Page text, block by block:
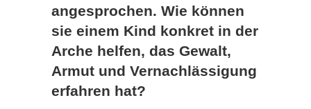
angesprochen. Wie können
sie einem Kind konkret in der
Arche helfen, das Gewalt,
Armut und Vernachlässigung
erfahren hat?